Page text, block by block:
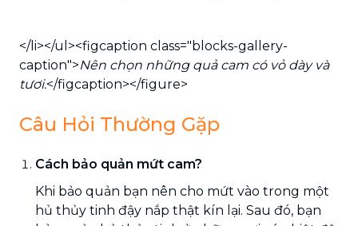
</li></ul><figcaption class="blocks-gallery-
caption">Nên chọn những quả cam có vỏ dày và
tươi.</figcaption></figure>
Câu Hỏi Thường Gặp
Cách bảo quản mứt cam?
Khi bảo quản bạn nên cho mứt vào trong một
hủ thủy tinh đậy nắp thật kín lại. Sau đó, bạn